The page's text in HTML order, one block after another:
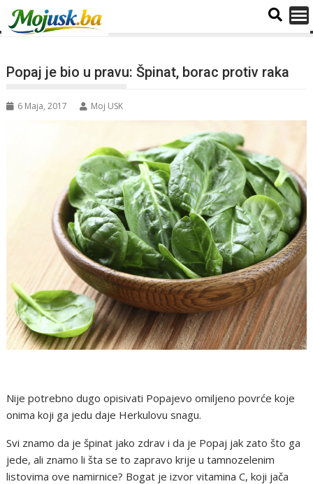
Popaj je bio u pravu: Špinat, borac protiv raka
6 Maja, 2017 Moj USK
Nije potrebno dugo opisivati Popajevo omiljeno povrće koje
onima koji ga jedu daje Herkulovu snagu.
Svi znamo da je špinat jako zdrav i da je Popaj jak zato što ga
jede, ali znamo li šta se to zapravo krije u tamnozelenim
listovima ove namirnice? Bogat je izvor vitamina C, koji jača